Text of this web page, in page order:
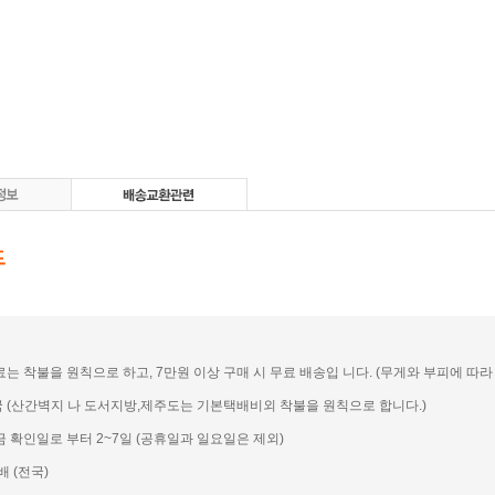
는 착불을 원칙으로 하고, 7만원 이상 구매 시 무료 배송입 니다. (무게와 부피에 따
(산간벽지 나 도서지방,제주도는 기본택배비외 착불을 원칙으로 합니다.)
확인일로 부터 2~7일 (공휴일과 일요일은 제외)
(전국)